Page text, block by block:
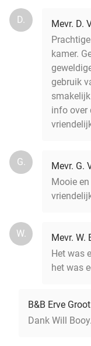
D.
Mevr. D.
kamer.
gebruik
info over
G.
Mevr. G.
Mooie
W.
Mevr. W.
Het was
het was
B&B Erve
Dank Will